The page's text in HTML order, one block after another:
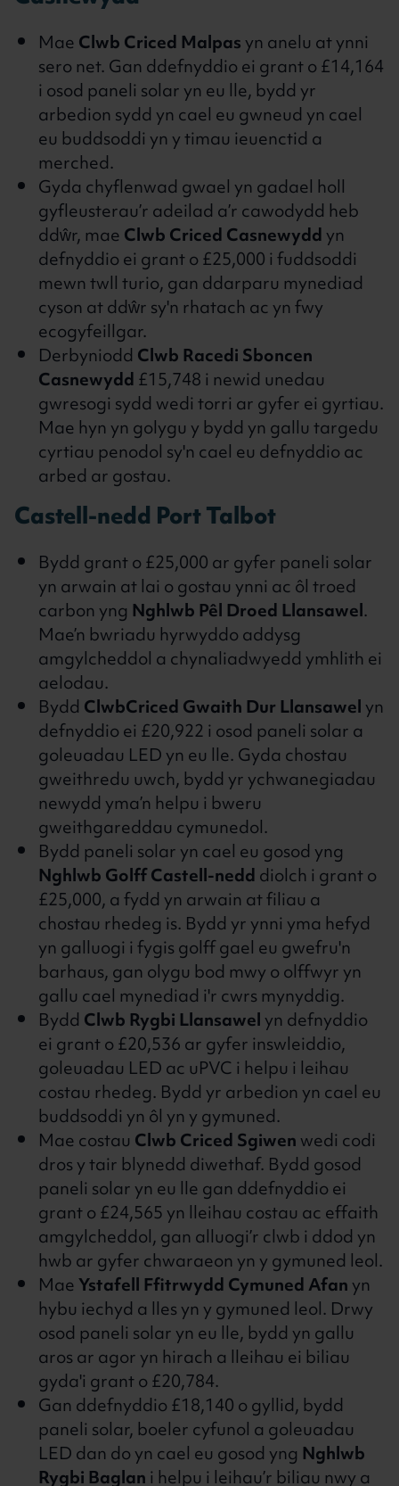
MaeClwb Criced Malpasyn anelu at ynni
sero net. Gan ddefnyddio ei grant o £14,164
i osod paneli solar yn eu lle, bydd yr
arbedion sydd yn cael eu gwneud yn cael
eu buddsoddi yn y timau ieuenctid a
merched.
Gyda chyflenwad gwael yn gadael holl
gyfleusterau’r adeilad a’r cawodydd heb
ddŵr, maeClwb Criced Casnewyddyn
defnyddio ei grant o £25,000 i fuddsoddi
mewn twll turio, gan ddarparu mynediad
cyson at ddŵr sy'n rhatach ac yn fwy
ecogyfeillgar.
DerbynioddClwb Racedi Sboncen
Casnewydd£15,748 i newid unedau
gwresogi sydd wedi torri ar gyfer ei gyrtiau.
Mae hyn yn golygu y bydd yn gallu targedu
cyrtiau penodol sy'n cael eu defnyddio ac
arbed ar gostau.
Castell-nedd Port Talbot
Bydd grant o £25,000 ar gyfer paneli solar
yn arwain at lai o gostau ynni ac ôl troed
carbon yng Nghlwb Pêl Droed Llansawel.
Mae’n bwriadu hyrwyddo addysg
amgylcheddol a chynaliadwyedd ymhlith ei
aelodau.
ByddClwbCriced Gwaith Dur Llansawelyn
defnyddio ei £20,922 i osod paneli solar a
goleuadau LED yn eu lle. Gyda chostau
gweithredu uwch, bydd yr ychwanegiadau
newydd yma’n helpu i bweru
gweithgareddau cymunedol.
Bydd paneli solar yn cael eu gosod yng
Nghlwb Golff Castell-nedddiolch i grant o
£25,000, a fydd yn arwain at filiau a
chostau rhedeg is. Bydd yr ynni yma hefyd
yn galluogi i fygis golff gael eu gwefru'n
barhaus, gan olygu bod mwy o olffwyr yn
gallu cael mynediad i'r cwrs mynyddig.
ByddClwb Rygbi Llansawelyn defnyddio
ei grant o £20,536 ar gyfer inswleiddio,
goleuadau LED ac uPVC i helpu i leihau
costau rhedeg. Bydd yr arbedion yn cael eu
buddsoddi yn ôl yn y gymuned.
Mae costauClwb Criced Sgiwenwedi codi
dros y tair blynedd diwethaf. Bydd gosod
paneli solar yn eu lle gan ddefnyddio ei
grant o £24,565 yn lleihau costau ac effaith
amgylcheddol, gan alluogi’r clwb i ddod yn
hwb ar gyfer chwaraeon yn y gymuned leol.
MaeYstafell Ffitrwydd Cymuned Afanyn
hybu iechyd a lles yn y gymuned leol. Drwy
osod paneli solar yn eu lle, bydd yn gallu
aros ar agor yn hirach a lleihau ei biliau
gyda'i grant o £20,784.
Gan ddefnyddio £18,140 o gyllid, bydd
paneli solar, boeler cyfunol a goleuadau
LED dan do yn cael eu gosod yng Nghlwb